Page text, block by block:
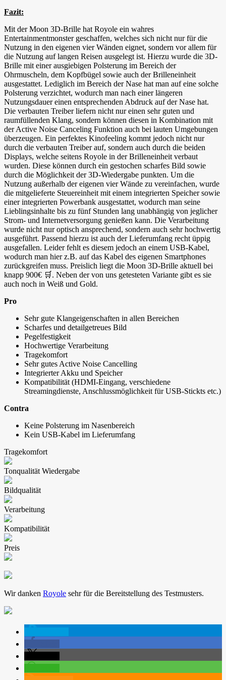
Fazit:
Mit der Moon 3D-Brille hat Royole ein wahres
Entertainmentmonster geschaffen, welches sich nicht nur für die
Nutzung in den eigenen vier Wänden eignet, sondern vor allem für
die Nutzung auf langen Reisen ausgelegt ist. Hierzu wurde die 3D-
Brille mit einer ausgiebigen Polsterung im Bereich der
Ohrmuscheln, dem Kopfbügel sowie auch der Brilleneinheit
ausgestattet. Lediglich im Bereich der Nase hat man auf eine solche
Polsterung verzichtet, wodurch man nach einer längeren
Nutzungsdauer einen entsprechenden Abdruck auf der Nase hat.
Die verbauten Treiber liefern nicht nur einen sehr guten und
raumfüllenden Klang, sondern können diesen in Kombination mit
der Active Noise Canceling Funktion auch bei lauten Umgebungen
überzeugen. Ein perfektes Kinofeeling kommt jedoch nicht nur
durch die verbauten Treiber auf, sondern auch durch die beiden
Displays, welche seitens Royole in der Brilleneinheit verbaut
wurden. Diese können durch ein gestochen scharfes Bild sowie
durch die Möglichkeit der 3D-Wiedergabe punkten. Um die
Nutzung außerhalb der eigenen vier Wände zu vereinfachen, wurde
die mitgelieferte Steuereinheit mit einem integrierten Speicher sowie
einer integrierten Powerbank ausgestattet, wodurch man seine
Lieblingsinhalte bis zu fünf Stunden lang unabhängig von jeglicher
Strom- und Internetversorgung genießen kann. Die Verarbeitung
wurde nicht nur optisch ansprechend, sondern auch sehr hochwertig
ausgeführt. Passend hierzu ist auch der Lieferumfang recht üppig
ausgefallen. Leider fehlt es diesem jedoch an einem USB-Kabel,
wodurch man hier z.B. auf das Kabel des eigenen Smartphones
zurückgreifen muss. Preislich liegt die Moon 3D-Brille aktuell bei
knapp 900€ 🛒. Neben der von uns getesteten Variante gibt es sie
auch noch in Weiß und Gold.
Pro
Sehr gute Klangeigenschaften in allen Bereichen
Scharfes und detailgetreues Bild
Pegelfestigkeit
Hochwertige Verarbeitung
Tragekomfort
Sehr gutes Active Noise Cancelling
Integrierter Akku und Speicher
Kompatibilität (HDMI-Eingang, verschiedene
Streamingdienste, Anschlussmöglichkeit für USB-Stickts etc.)
Contra
Keine Polsterung im Nasenbereich
Kein USB-Kabel im Lieferumfang
Tragekomfort
Tonqualität Wiedergabe
Bildqualität
Verarbeitung
Kompatibilität
Preis
Wir danken Royole sehr für die Bereitstellung des Testmusters.